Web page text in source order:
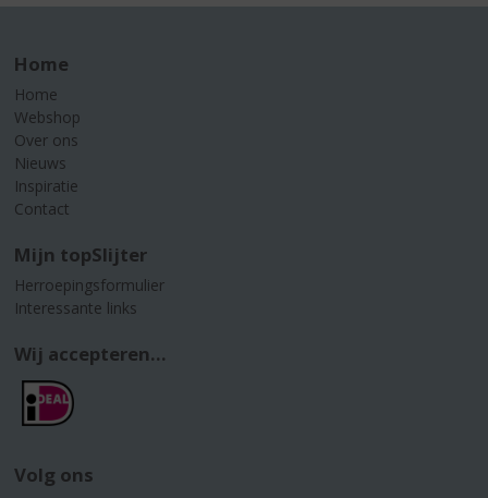
Home
Home
Webshop
Over ons
Nieuws
Inspiratie
Contact
Mijn topSlijter
Herroepingsformulier
Interessante links
Wij accepteren...
Volg ons